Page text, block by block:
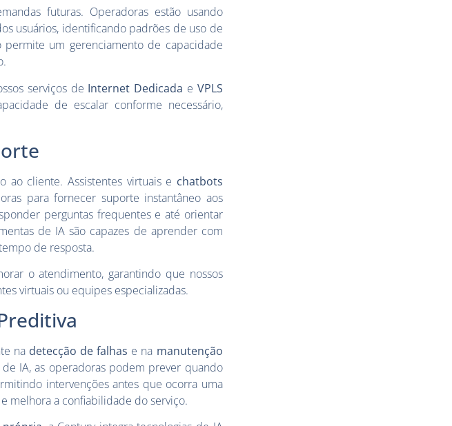
futuras. Operadoras estão usando
usuários, identificando padrões de uso de
um gerenciamento de capacidade
serviços de Internet Dedicada e VPLS
de escalar conforme necessário,
cliente. Assistentes virtuais e chatbots
para fornecer suporte instantâneo aos
perguntas frequentes e até orientar
de IA são capazes de aprender com
de resposta.
o atendimento, garantindo que nossos
virtuais ou equipes especializadas.
na detecção de falhas e na manutenção
IA, as operadoras podem prever quando
intervenções antes que ocorra uma
melhora a confiabilidade do serviço.